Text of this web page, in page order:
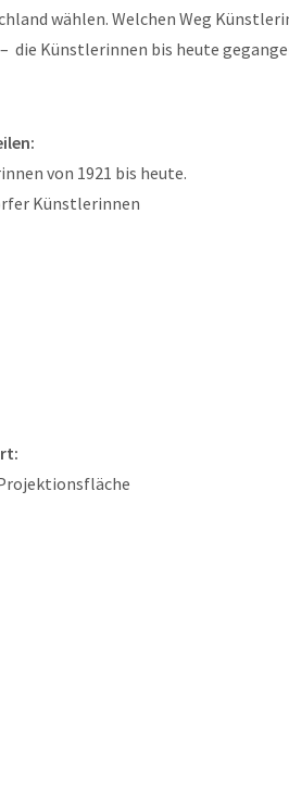
wählen. Welchen Weg
die Künstlerinnen bis heute
von 1921 bis heute.
Künstlerinnen